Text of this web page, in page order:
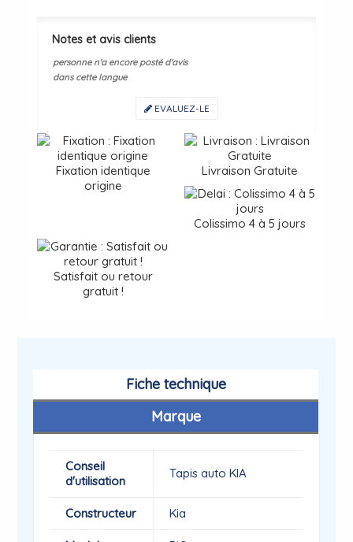
Notes et avis clients
personne n'a encore posté d'avis
dans cette langue
EVALUEZ-LE
Fixation identique
origine
Livraison Gratuite
Colissimo 4 à 5 jours
Satisfait ou retour
gratuit !
Fiche technique
Marque
Conseil
d'utilisation
Tapis auto KIA
Constructeur Kia